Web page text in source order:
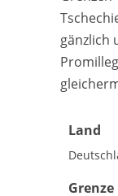
gänzlich
Land